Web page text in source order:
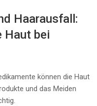
Haarausfall:
Haut bei
können die Haut
und das Meiden